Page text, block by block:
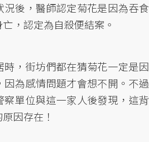
況後，醫師認定菊花是因為吞食
，認定為自殺便結案。
時，街坊們都在猜菊花一定是因
因為感情問題才會想不開。不過
察單位與這一家人後發現，這背
因存在！